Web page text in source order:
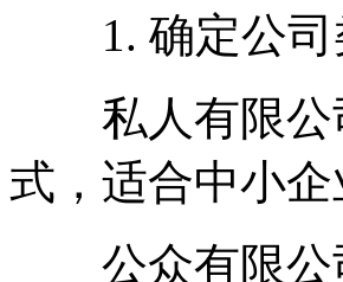
1. 确定公司
私人有限公司
式，适合中小企
公众有限公司